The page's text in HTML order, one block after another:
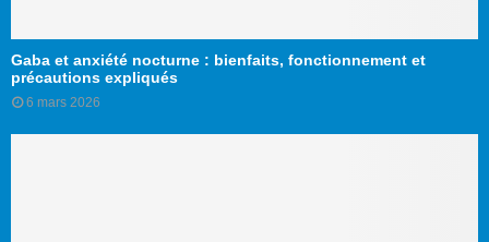
Gaba et anxiété nocturne : bienfaits, fonctionnement et
précautions expliqués
6 mars 2026